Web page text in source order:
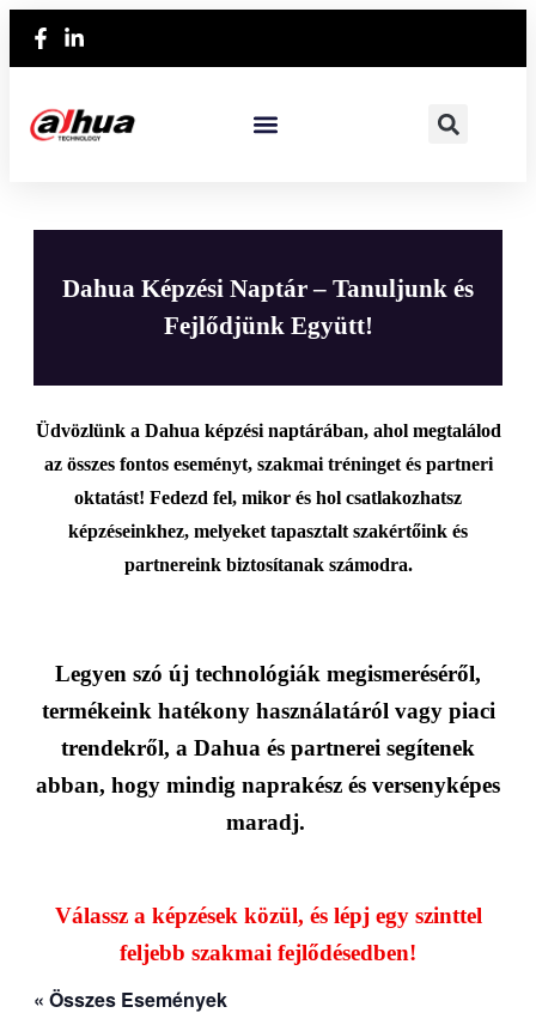
Dahua Képzési Naptár – Tanuljunk és
Fejlődjünk Együtt!
Üdvözlünk a Dahua képzési naptárában, ahol megtalálod
az összes fontos eseményt, szakmai tréninget és partneri
oktatást! Fedezd fel, mikor és hol csatlakozhatsz
képzéseinkhez, melyeket tapasztalt szakértőink és
partnereink biztosítanak számodra.
Legyen szó új technológiák megismeréséről,
termékeink hatékony használatáról vagy piaci
trendekről, a Dahua és partnerei segítenek
abban, hogy mindig naprakész és versenyképes
maradj.
Válassz a képzések közül, és lépj egy szinttel
feljebb szakmai fejlődésedben!
« Összes Események